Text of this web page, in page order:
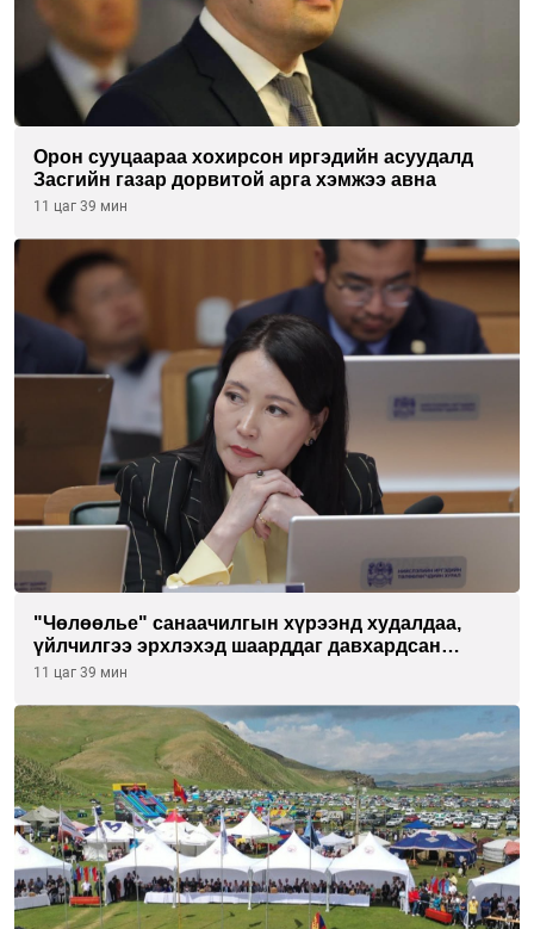
Орон сууцаараа хохирсон иргэдийн асуудалд
Засгийн газар дорвитой арга хэмжээ авна
11 цаг 39 мин
"Чөлөөлье" санаачилгын хүрээнд худалдаа,
үйлчилгээ эрхлэхэд шаарддаг давхардсан
бүртгэлийг хүчингүй болгох тогтоолын төслийг
11 цаг 39 мин